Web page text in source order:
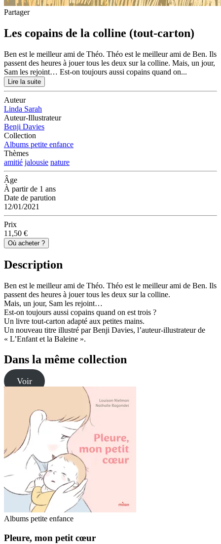
Partager
Les copains de la colline (tout-carton)
Ben est le meilleur ami de Théo. Théo est le meilleur ami de Ben. Ils
passent des heures à jouer tous les deux sur la colline. Mais, un jour,
Sam les rejoint… Est-on toujours aussi copains quand on...
Lire la suite
Auteur
Linda Sarah
Auteur-Illustrateur
Benji Davies
Collection
Albums petite enfance
Thèmes
amitié jalousie nature
Âge
À partir de 1 ans
Date de parution
12/01/2021
Prix
11,50 €
Où acheter ?
Description
Ben est le meilleur ami de Théo. Théo est le meilleur ami de Ben. Ils
passent des heures à jouer tous les deux sur la colline.
Mais, un jour, Sam les rejoint…
Est-on toujours aussi copains quand on est trois ?
Un livre tout-carton adapté aux petites mains.
Un nouveau titre illustré par Benji Davies, l’auteur-illustrateur de
« L’Enfant et la Baleine ».
Dans la même collection
Voir
Albums petite enfance
Pleure, mon petit cœur